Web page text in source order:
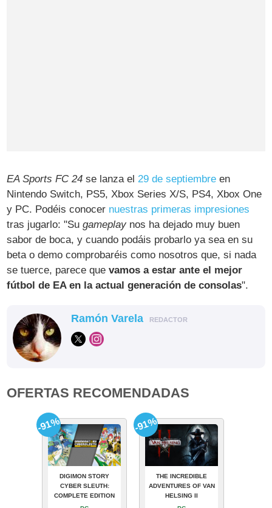
EA Sports FC 24 se lanza el29 de septiembre en
Nintendo Switch, PS5, Xbox Series X/S, PS4, Xbox One
y PC. Podéis conocer nuestras primeras impresiones
tras jugarlo: "Sugameplay nos ha dejado muy buen
sabor de boca, y cuando podáis probarlo ya sea en su
beta o demo comprobaréis como nosotros que, si nada
se tuerce, parece quevamos a estar ante el mejor
fútbol de EA en la actual generación de consolas".
Ramón Varela REDACTOR
OFERTAS RECOMENDADAS
DIGIMON STORY
CYBER SLEUTH:
COMPLETE EDITION
-91%
THE INCREDIBLE
ADVENTURES OF VAN
HELSING II
-91%